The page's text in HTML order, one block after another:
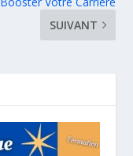
SUIVANT